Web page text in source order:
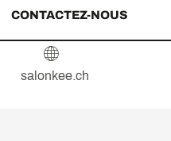
CONTACTEZ-NOUS
salonkee.ch